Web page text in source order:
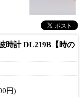
時計 DL219B【時の
円)